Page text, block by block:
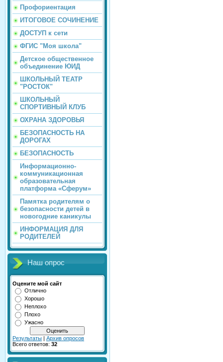
Профориентация
ИТОГОВОЕ СОЧИНЕНИЕ
ДОСТУП к сети
ФГИС "Моя школа"
Детское общественное
объединение ЮИД
ШКОЛЬНЫЙ ТЕАТР
"РОСТОК"
ШКОЛЬНЫЙ
СПОРТИВНЫЙ КЛУБ
ОХРАНА ЗДОРОВЬЯ
БЕЗОПАСНОСТЬ НА
ДОРОГАХ
БЕЗОПАСНОСТЬ
Информационно-
коммуникационная
образовательная
платформа «Сферум»
Памятка родителям о
безопасности детей в
новогодние каникулы
ИНФОРМАЦИЯ ДЛЯ
РОДИТЕЛЕЙ
Наш опрос
Оцените мой сайт
Отлично
Хорошо
Неплохо
Плохо
Ужасно
Результаты | Архив опросов
Всего ответов: 32